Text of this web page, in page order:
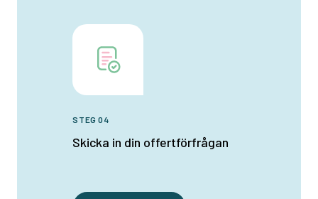
STEG 04
Skicka in din offertförfrågan